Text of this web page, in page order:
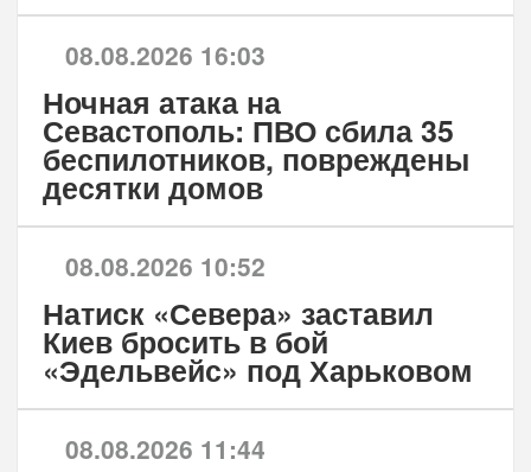
08.08.2026 16:03
Ночная атака на
Севастополь: ПВО сбила 35
беспилотников, повреждены
десятки домов
08.08.2026 10:52
Натиск «Севера» заставил
Киев бросить в бой
«Эдельвейс» под Харьковом
08.08.2026 11:44